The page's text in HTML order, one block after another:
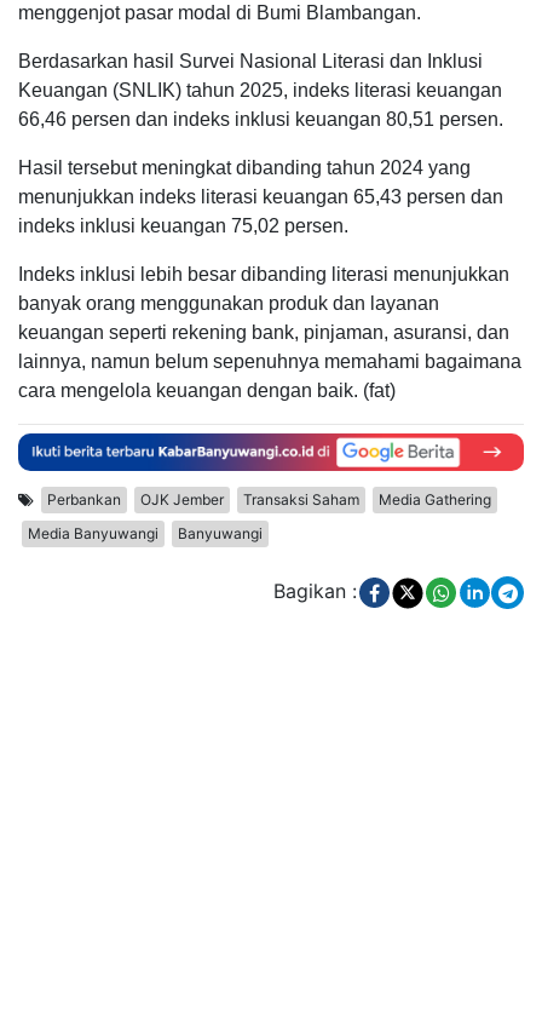
menggenjot pasar modal di Bumi Blambangan.
Berdasarkan hasil Survei Nasional Literasi dan Inklusi
Keuangan (SNLIK) tahun 2025, indeks literasi keuangan
66,46 persen dan indeks inklusi keuangan 80,51 persen.
Hasil tersebut meningkat dibanding tahun 2024 yang
menunjukkan indeks literasi keuangan 65,43 persen dan
indeks inklusi keuangan 75,02 persen.
Indeks inklusi lebih besar dibanding literasi menunjukkan
banyak orang menggunakan produk dan layanan
keuangan seperti rekening bank, pinjaman, asuransi, dan
lainnya, namun belum sepenuhnya memahami bagaimana
cara mengelola keuangan dengan baik. (fat)
Perbankan OJK Jember Transaksi Saham
Media Gathering
Media Banyuwangi
Banyuwangi
Bagikan :